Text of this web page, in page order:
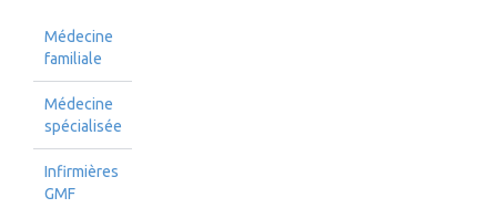
Médecine
familiale
Médecine
spécialisée
Infirmières
GMF